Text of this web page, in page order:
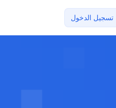
تسجيل الدخول